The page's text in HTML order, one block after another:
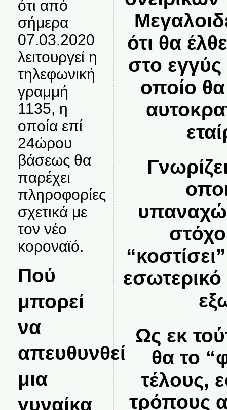
ότι από
σήμερα
07.03.2020
λειτουργεί η
τηλεφωνική
γραμμή
1135, η
οποία επί
24ώρου
βάσεως θα
παρέχει
πληροφορίες
σχετικά με
τον νέο
κοροναϊό.
Πού
μπορεί
να
απευθυνθεί
μια
γυναίκα
ότι θα
στο
οποίο
Ως εκ
θα το
τέλους,
τρόπους